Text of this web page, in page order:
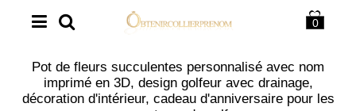
0
Pot de fleurs succulentes personnalisé avec nom
imprimé en 3D, design golfeur avec drainage,
décoration d'intérieur, cadeau d'anniversaire pour les